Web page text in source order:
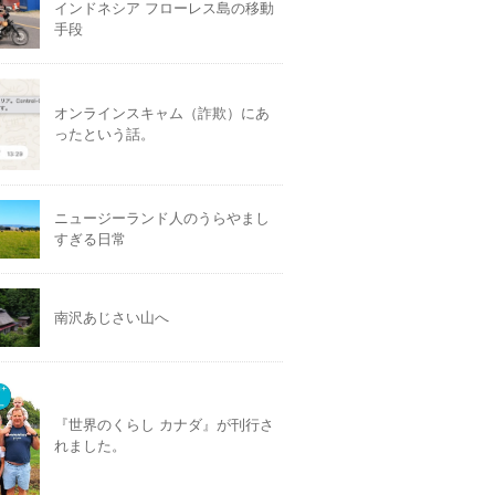
インドネシア フローレス島の移動
手段
オンラインスキャム（詐欺）にあ
ったという話。
ニュージーランド人のうらやまし
すぎる日常
南沢あじさい山へ
『世界のくらし カナダ』が刊行さ
れました。